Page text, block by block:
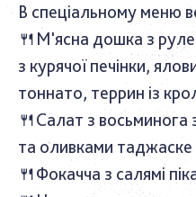
В спеціальному меню
🍴М'ясна дошка з
з курячої печінки,
тоннато, террин із
🍴Салат з восьминога
та оливками таджаске
🍴Фокачча з салямі